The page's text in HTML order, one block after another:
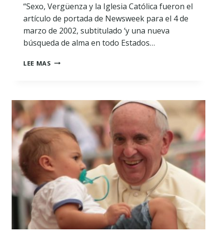
“Sexo, Vergüenza y la Iglesia Católica fueron el
artículo de portada de Newsweek para el 4 de
marzo de 2002, subtitulado ‘y una nueva
búsqueda de alma en todo Estados…
LEE MAS SEXO,
IGLESIA
CATÓLICA